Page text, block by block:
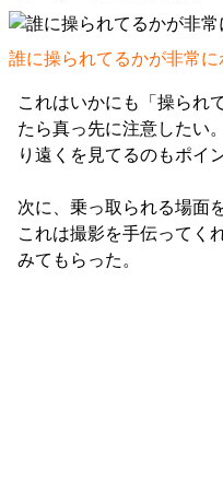
誰に操られてるかが非常に
これはいかにも「操られ
たら真っ先に注意したい
り遠くを見てるのもポイ
次に、乗っ取られる場面
これは撮影を手伝ってく
みてもらった。